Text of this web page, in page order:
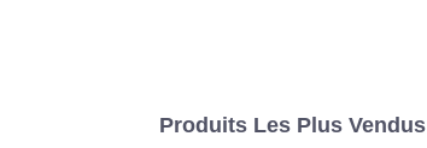
Produits Les Plus Vendus